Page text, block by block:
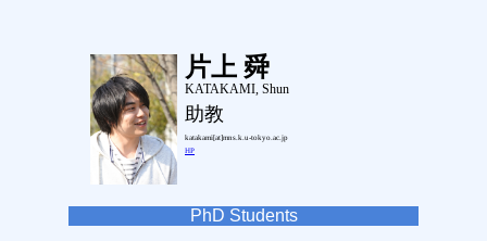
片上 舜
KATAKAMI, Shun
助教
katakami[at]mns.k.u-tokyo.ac.jp
HP
PhD Students